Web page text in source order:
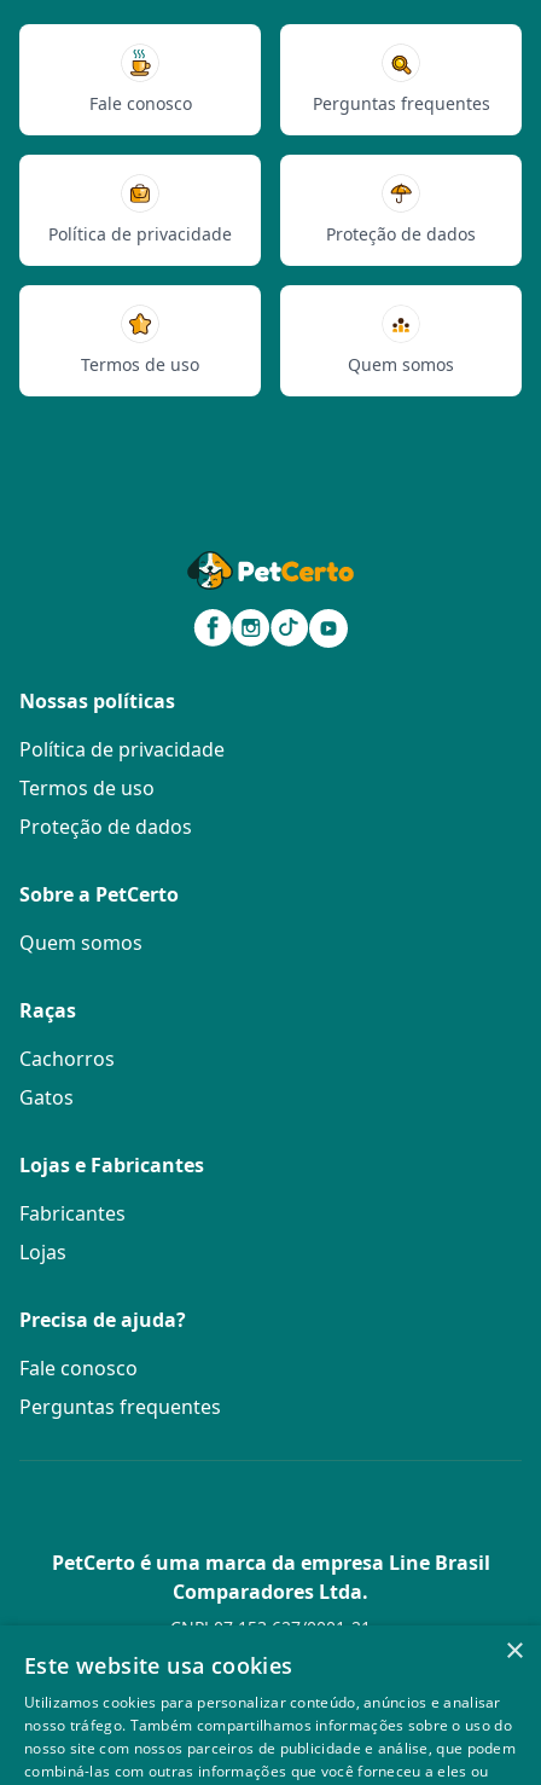
Fale conosco Perguntas frequentes
Política de privacidade Proteção de dados
Termos de uso Quem somos
Nossas políticas
Política de privacidade
Termos de uso
Proteção de dados
Sobre a PetCerto
Quem somos
Raças
Cachorros
Gatos
Lojas e Fabricantes
Fabricantes
Lojas
Precisa de ajuda?
Fale conosco
Perguntas frequentes
PetCerto é uma marca da empresa Line Brasil
Comparadores Ltda.
CNPJ 07.153.627/0001-21
Av. Paulista, 1.636 Conj. 4 Pavilhão 15 - Bela Vista - São Paulo -
SP
© PetCerto - Todos os direitos reservados
×
Este website usa cookies
Utilizamos cookies para personalizar conteúdo, anúncios e analisar
nosso tráfego. Também compartilhamos informações sobre o uso do
nosso site com nossos parceiros de publicidade e análise, que podem
combiná-las com outras informações que você forneceu a eles ou